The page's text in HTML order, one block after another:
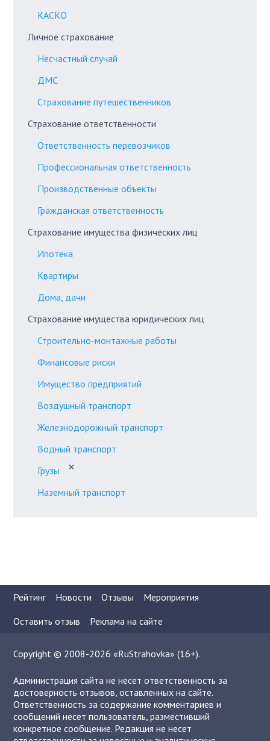
КАСКО
Личное страхование
Несчастный случай
ДМС
Страхование путешественников
Страхование ответственности
Ответственность перевозчиков
Профессиональная ответственность
Производственные объекты
Гражданская ответственность
Страхование имущества физических лиц
Ипотека
Квартиры
Дома, дачи
Страхование имущества юридических лиц
Строительно-монтажные работы
Финансовые риски
Имущество предприятий
Воздушный транспорт
Железнодорожный транспорт
Водный транспорт
Грузы
✕
Наземный транспорт
Рейтинг Новости Отзывы
Мероприятия
Оставить отзыв
Реклама на сайте
Copyright © 2008-2026 «RuStrahovka» (16+).
Администрация сайта не несет ответственность за
достоверность отзывов, оставленных на сайте.
Ответственность за содержание комментариев и
сообщений несет пользователь, разместивший
конкретное сообщение. Редакция не несет